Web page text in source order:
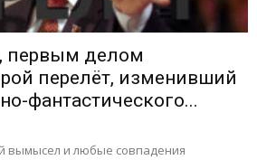
первым делом
перелёт, изменивший
фантастического...
вымысел и любые совпадения